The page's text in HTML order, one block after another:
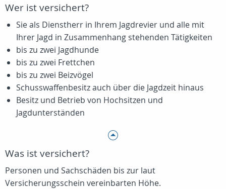
Wer ist versichert?
Sie als Dienstherr in Ihrem Jagdrevier und alle mit
Ihrer Jagd in Zusammenhang stehenden Tätigkeiten
bis zu zwei Jagdhunde
bis zu zwei Frettchen
bis zu zwei Beizvögel
Schusswaffenbesitz auch über die Jagdzeit hinaus
Besitz und Betrieb von Hochsitzen und
Jagdunterständen
Was ist versichert?
Personen und Sachschäden bis zur laut
Versicherungsschein vereinbarten Höhe.